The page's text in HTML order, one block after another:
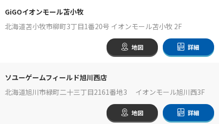
GiGOイオンモール苫小牧
北海道苫小牧市柳町3丁目1番20号 イオンモール苫小牧 2F
地図 詳細
ソユーゲームフィールド旭川西店
北海道旭川市緑町二十三丁目2161番地3 イオンモール旭川西3F
地図 詳細